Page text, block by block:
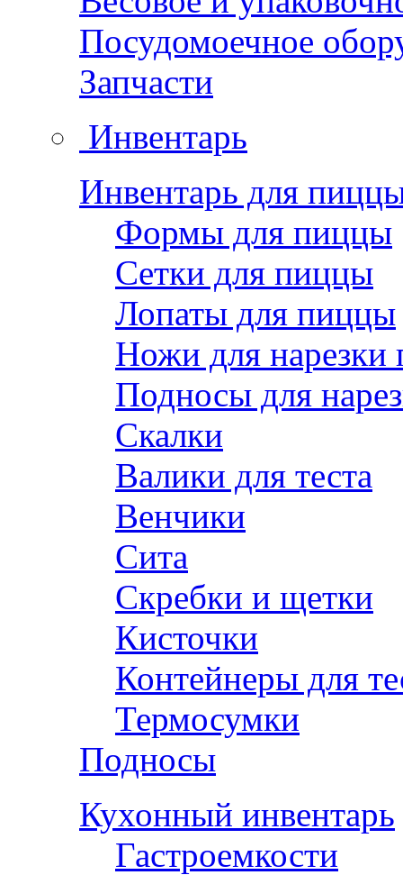
Посудомоечное
Запчасти
Инвентарь
Инвентарь для
Формы для пиццы
Сетки для пиццы
Лопаты для пиццы
Ножи для нарезки
Подносы для
Скалки
Валики для теста
Венчики
Сита
Скребки и щетки
Кисточки
Контейнеры для
Термосумки
Подносы
Кухонный инвентарь
Гастроемкости